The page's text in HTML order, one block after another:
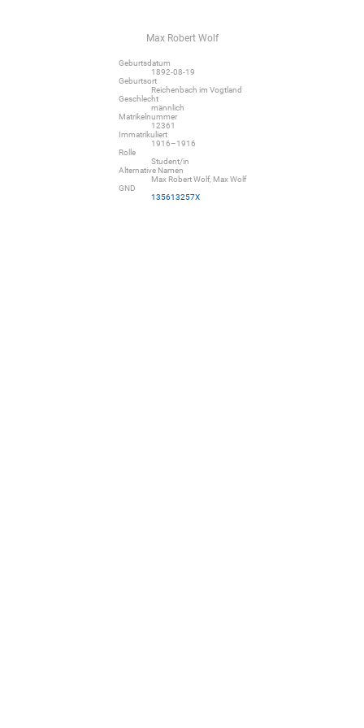
Max Robert Wolf
Geburtsdatum
1892-08-19
Geburtsort
Reichenbach im Vogtland
Geschlecht
männlich
Matrikelnummer
12361
Immatrikuliert
1916–1916
Rolle
Student/in
Alternative Namen
Max Robert Wolf, Max Wolf
GND
135613257X